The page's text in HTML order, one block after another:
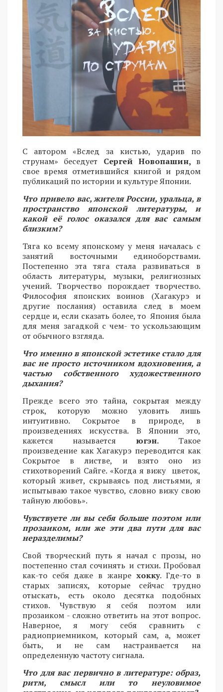
С автором «Вслед за кистью, ударив по
струнам» беседует Сергей Новопашин, в
свое время отметившийся книгой и рядом
публикаций по истории и культуре Японии.
Что привело вас, жителя России, уральца, в
пространство японской литературы, и
какой её голос оказался для вас самым
близким?
Тяга ко всему японскому у меня началась с
занятий восточными единоборствами.
Постепенно эта тяга стала развиваться в
область литературы, музыки, религиозных
учений. Творчество порождает творчество.
Философия японских воинов (Хагакурэ и
другие послания) оставила след в моем
сердце и, если сказать более, то Япония была
для меня загадкой с чем- то ускользающим
от обычного взгляда.
Что именно в японской эстетике стало для
вас не просто источником вдохновения, а
частью собственного художественного
дыхания?
Прежде всего это тайна, сокрытая между
строк, которую можно уловить лишь
интуитивно. Сокрытое в природе, в
произведениях искусства. В Японии это,
кажется называется югэн.Такое
произведение как Хагакурэ переводится как
Сокрытое в листве, и взято оно из
стихотворений Сайге. «Когда я вижу цветок,
который живет, скрываясь под листьями, я
испытываю такое чувство, словно вижу свою
тайную любовь».
Чувствуете ли вы себя больше поэтом или
прозаиком, или же эти два пути для вас
неразделимы?
Свой творческий путь я начал с прозы, но
постепенно стал сочинять и стихи. Пробовал
как-то себя даже в жанре хокку. Где-то в
старых записях, которые сейчас трудно
отыскать, есть около десятка подобных
стихов. Чувствую я себя поэтом или
прозаиком - сложно ответить на этот вопрос.
Наверное, я могу себя сравнить с
радиоприемником, который сам, а, может
быть, и не сам настраивается на
определенную частоту сигнала.
Что для вас первично в литературе: образ,
ритм, смысл или то неуловимое